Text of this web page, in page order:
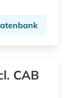
CAB